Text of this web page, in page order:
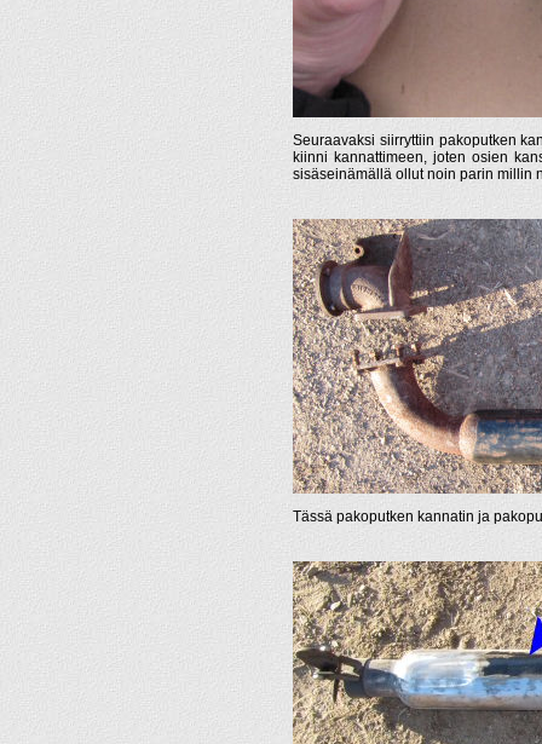
Seuraavaksi siirryttiin pakoputken
kiinni kannattimeen, joten osien
sisäseinämällä ollut noin parin millin
Tässä pakoputken kannatin ja